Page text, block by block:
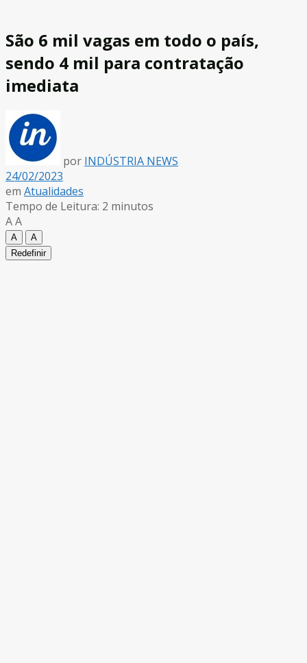
São 6 mil vagas em todo o país,
sendo 4 mil para contratação
imediata
por INDÚSTRIA NEWS
24/02/2023
em Atualidades
Tempo de Leitura: 2 minutos
AA
A
A
Redefinir